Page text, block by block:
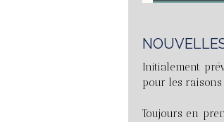
Initialement
pour les raisons
Toujours en